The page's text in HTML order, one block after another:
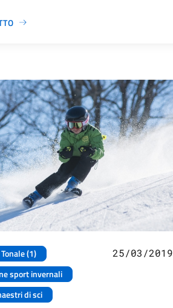
(1)
sport invernali
di sci
25/03/2019